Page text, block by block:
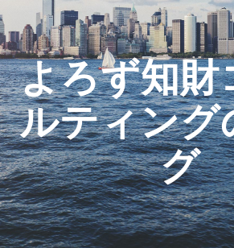
よろず知財
ルティング
グ
生成AIを活用した知財戦略の
生成AIとの「壁打ち」で、新たな発